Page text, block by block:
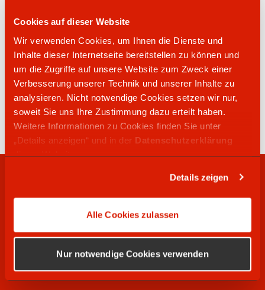
Cookies auf dieser Website
Wir verwenden Cookies, um Ihnen die Dienste und
Inhalte dieser Internetseite bereitstellen zu können und
um die Zugriffe auf unsere Website zum Zweck einer
Verbesserung unserer Technik und unserer Inhalte zu
analysieren. Nicht notwendige Cookies setzen wir nur,
soweit Sie uns Ihre Zustimmung dazu erteilt haben.
Weitere Informationen zu Cookies finden Sie unter
„Details anzeigen“ und in der Datenschutzerklärung
dieser Website.
Details zeigen
Alle Cookies zulassen
Nur notwendige Cookies verwenden
ORLEN CHARGE Ladestation
04121 47508000
Alter Frachtweg 1
21465 Wentorf bei Hamburg
SOCIAL MEDIA